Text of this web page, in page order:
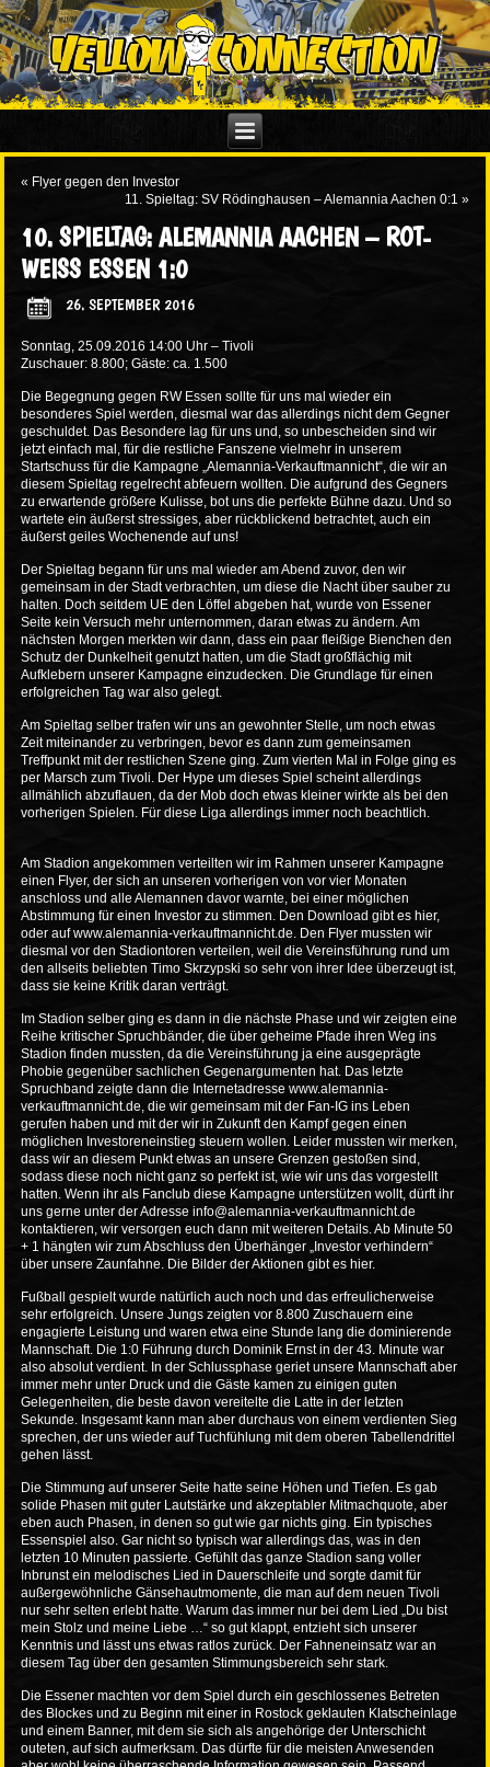
« Flyer gegen den Investor
11. Spieltag: SV Rödinghausen – Alemannia Aachen 0:1 »
10. SPIELTAG: ALEMANNIA AACHEN – ROT-
WEISS ESSEN 1:0
26. SEPTEMBER 2016
Sonntag, 25.09.2016 14:00 Uhr – Tivoli
Zuschauer: 8.800; Gäste: ca. 1.500
Die Begegnung gegen RW Essen sollte für uns mal wieder ein
besonderes Spiel werden, diesmal war das allerdings nicht dem Gegner
geschuldet. Das Besondere lag für uns und, so unbescheiden sind wir
jetzt einfach mal, für die restliche Fanszene vielmehr in unserem
Startschuss für die Kampagne „Alemannia-Verkauftmannicht“, die wir an
diesem Spieltag regelrecht abfeuern wollten. Die aufgrund des Gegners
zu erwartende größere Kulisse, bot uns die perfekte Bühne dazu. Und so
wartete ein äußerst stressiges, aber rückblickend betrachtet, auch ein
äußerst geiles Wochenende auf uns!
Der Spieltag begann für uns mal wieder am Abend zuvor, den wir
gemeinsam in der Stadt verbrachten, um diese die Nacht über sauber zu
halten. Doch seitdem UE den Löffel abgeben hat, wurde von Essener
Seite kein Versuch mehr unternommen, daran etwas zu ändern. Am
nächsten Morgen merkten wir dann, dass ein paar fleißige Bienchen den
Schutz der Dunkelheit genutzt hatten, um die Stadt großflächig mit
Aufklebern unserer Kampagne einzudecken. Die Grundlage für einen
erfolgreichen Tag war also gelegt.
Am Spieltag selber trafen wir uns an gewohnter Stelle, um noch etwas
Zeit miteinander zu verbringen, bevor es dann zum gemeinsamen
Treffpunkt mit der restlichen Szene ging. Zum vierten Mal in Folge ging es
per Marsch zum Tivoli. Der Hype um dieses Spiel scheint allerdings
allmählich abzuflauen, da der Mob doch etwas kleiner wirkte als bei den
vorherigen Spielen. Für diese Liga allerdings immer noch beachtlich.
Am Stadion angekommen verteilten wir im Rahmen unserer Kampagne
einen Flyer, der sich an unseren vorherigen von vor vier Monaten
anschloss und alle Alemannen davor warnte, bei einer möglichen
Abstimmung für einen Investor zu stimmen. Den Download gibt es hier,
oder auf www.alemannia-verkauftmannicht.de. Den Flyer mussten wir
diesmal vor den Stadiontoren verteilen, weil die Vereinsführung rund um
den allseits beliebten Timo Skrzypski so sehr von ihrer Idee überzeugt ist,
dass sie keine Kritik daran verträgt.
Im Stadion selber ging es dann in die nächste Phase und wir zeigten eine
Reihe kritischer Spruchbänder, die über geheime Pfade ihren Weg ins
Stadion finden mussten, da die Vereinsführung ja eine ausgeprägte
Phobie gegenüber sachlichen Gegenargumenten hat. Das letzte
Spruchband zeigte dann die Internetadresse www.alemannia-
verkauftmannicht.de, die wir gemeinsam mit der Fan-IG ins Leben
gerufen haben und mit der wir in Zukunft den Kampf gegen einen
möglichen Investoreneinstieg steuern wollen. Leider mussten wir merken,
dass wir an diesem Punkt etwas an unsere Grenzen gestoßen sind,
sodass diese noch nicht ganz so perfekt ist, wie wir uns das vorgestellt
hatten. Wenn ihr als Fanclub diese Kampagne unterstützen wollt, dürft ihr
uns gerne unter der Adresseinfo@alemannia-verkauftmannicht.de
kontaktieren, wir versorgen euch dann mit weiteren Details. Ab Minute 50
+ 1 hängten wir zum Abschluss den Überhänger „Investor verhindern“
über unsere Zaunfahne. Die Bilder der Aktionen gibt es hier.
Fußball gespielt wurde natürlich auch noch und das erfreulicherweise
sehr erfolgreich. Unsere Jungs zeigten vor 8.800 Zuschauern eine
engagierte Leistung und waren etwa eine Stunde lang die dominierende
Mannschaft. Die 1:0 Führung durch Dominik Ernst in der 43. Minute war
also absolut verdient. In der Schlussphase geriet unsere Mannschaft aber
immer mehr unter Druck und die Gäste kamen zu einigen guten
Gelegenheiten, die beste davon vereitelte die Latte in der letzten
Sekunde. Insgesamt kann man aber durchaus von einem verdienten Sieg
sprechen, der uns wieder auf Tuchfühlung mit dem oberen Tabellendrittel
gehen lässt.
Die Stimmung auf unserer Seite hatte seine Höhen und Tiefen. Es gab
solide Phasen mit guter Lautstärke und akzeptabler Mitmachquote, aber
eben auch Phasen, in denen so gut wie gar nichts ging. Ein typisches
Essenspiel also. Gar nicht so typisch war allerdings das, was in den
letzten 10 Minuten passierte. Gefühlt das ganze Stadion sang voller
Inbrunst ein melodisches Lied in Dauerschleife und sorgte damit für
außergewöhnliche Gänsehautmomente, die man auf dem neuen Tivoli
nur sehr selten erlebt hatte. Warum das immer nur bei dem Lied „Du bist
mein Stolz und meine Liebe …“ so gut klappt, entzieht sich unserer
Kenntnis und lässt uns etwas ratlos zurück. Der Fahneneinsatz war an
diesem Tag über den gesamten Stimmungsbereich sehr stark.
Die Essener machten vor dem Spiel durch ein geschlossenes Betreten
des Blockes und zu Beginn mit einer in Rostock geklauten Klatscheinlage
und einem Banner, mit dem sie sich als angehörige der Unterschicht
outeten, auf sich aufmerksam. Das dürfte für die meisten Anwesenden